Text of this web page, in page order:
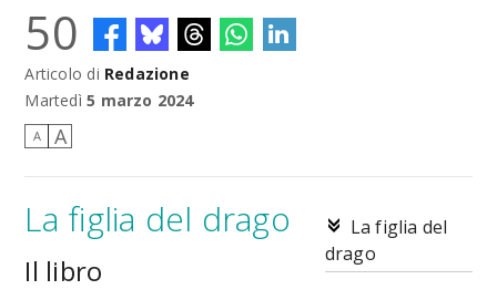
La figlia del drago
50
Articolo di Redazione
Martedì 5 marzo 2024
A A
La figlia del
drago
La figlia del drago
Il libro